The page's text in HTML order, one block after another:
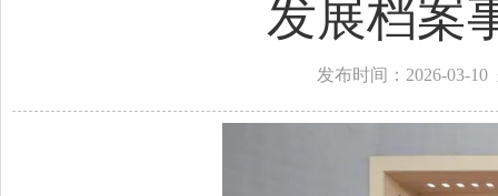
发展档案
发布时间：2026-03-